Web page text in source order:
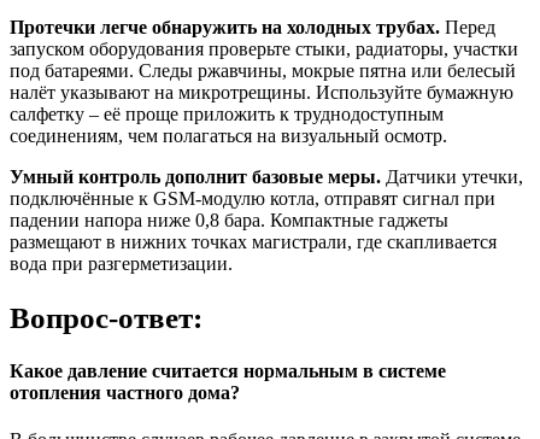
Протечки легче обнаружить на холодных трубах. Перед
запуском оборудования проверьте стыки, радиаторы, участки
под батареями. Следы ржавчины, мокрые пятна или белесый
налёт указывают на микротрещины. Используйте бумажную
салфетку – её проще приложить к труднодоступным
соединениям, чем полагаться на визуальный осмотр.
Умный контроль дополнит базовые меры. Датчики утечки,
подключённые к GSM-модулю котла, отправят сигнал при
падении напора ниже 0,8 бара. Компактные гаджеты
размещают в нижних точках магистрали, где скапливается
вода при разгерметизации.
Вопрос-ответ:
Какое давление считается нормальным в системе
отопления частного дома?